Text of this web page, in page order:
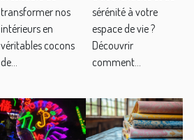
transformer nos
intérieurs en
véritables cocons
de...
intérieure ?
sérénité à votre
espace de vie ?
Découvrir
comment...